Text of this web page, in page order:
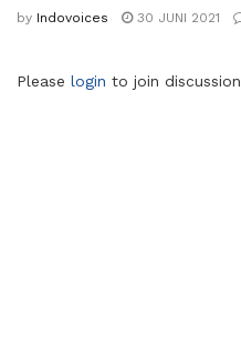
by Indovoices 30 JUNI 2021
Please login to join discussion